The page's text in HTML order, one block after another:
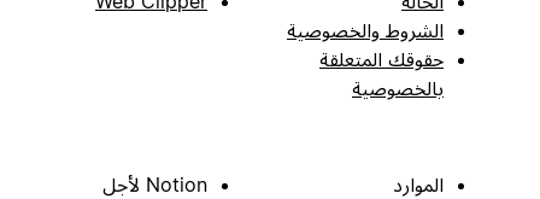
الشروط والخصوصية
حقوقك المتعلقة
بالخصوصية
الموارد
Notion لأجل